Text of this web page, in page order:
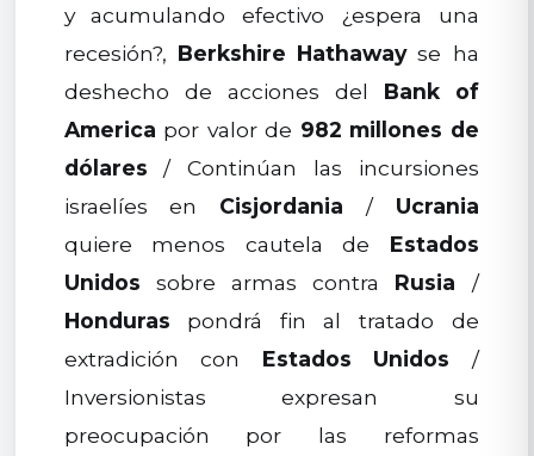
y acumulando efectivo ¿espera una
recesión?, Berkshire Hathawayse ha
deshecho de acciones del Bank of
America por valor de 982 millones de
dólares / Continúan las incursiones
israelíes en Cisjordania / Ucrania
quiere menos cautela de Estados
Unidos sobre armas contra Rusia /
Honduras pondrá fin al tratado de
extradición con Estados Unidos /
Inversionistas expresan su
preocupación por las reformas